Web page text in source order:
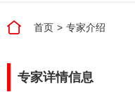
首页 > 专家介绍
专家详情信息